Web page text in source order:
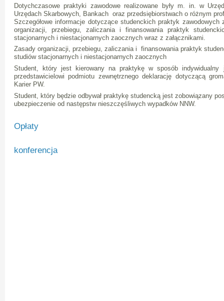
Dotychczasowe praktyki zawodowe realizowane były m. in. w
Urzędach Skarbowych, Bankach oraz przedsiębiorstwach o różnym
Szczegółowe informacje dotyczące studenckich praktyk
organizacji, przebiegu, zaliczania i finansowania praktyk
stacjonarnych i niestacjonarnych zaocznych wraz z załącznikami.
Zasady organizacji, przebiegu, zaliczania i finansowania praktyk
studiów stacjonarnych i niestacjonarnych zaocznych
Student, który jest kierowany na praktykę w sposób indywidualny
przedstawicielowi podmiotu zewnętrznego deklarację dotyczącą
Karier PW.
Student, który będzie odbywał praktykę studencką jest zobowiązany
ubezpieczenie od następstw nieszczęśliwych wypadków NNW.
Opłaty
konferencja